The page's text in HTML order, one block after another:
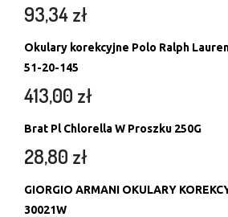
93,34zł
Okulary korekcyjne Polo Ralph
51-20-145
413,00 zł
Brat Pl Chlorella W Proszku 250G
28,80 zł
GIORGIO ARMANI OKULARY
30021W